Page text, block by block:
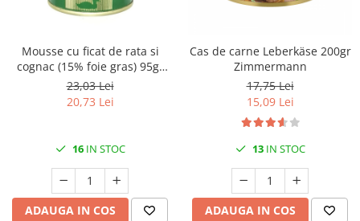
Mousse cu ficat de rata si
cognac (15% foie gras) 95gr
Selectos de Castilla
23,03 Lei
20,73 Lei
16IN STOC
ADAUGA IN COS
Cas de carne Leberkäse 200gr
Zimmermann
17,75 Lei
15,09 Lei
13IN STOC
ADAUGA IN COS